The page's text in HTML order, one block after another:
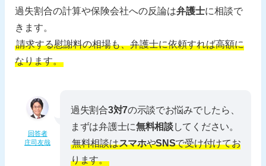
過失割合の計算や保険会社への反論は弁護士に相談で
きます。
請求する慰謝料の相場も、弁護士に依頼すれば高額に
なります。
回答者
庄司友哉
過失割合3対7の示談でお悩みでしたら、
まずは弁護士に無料相談してください。
無料相談はスマホやSNSで受け付けてお
ります。